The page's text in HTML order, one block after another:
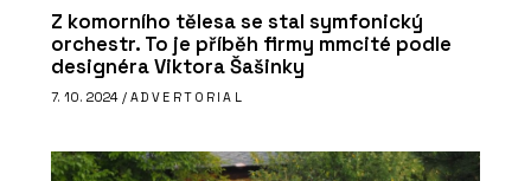
PRODUKTY
Vypínače a zásuvky RETRO - OBZOR
Z komorního tělesa se stal symfonický
orchestr. To je příběh firmy mmcité podle
designéra Viktora Šašinky
7. 10. 2024 / ADVERTORIAL